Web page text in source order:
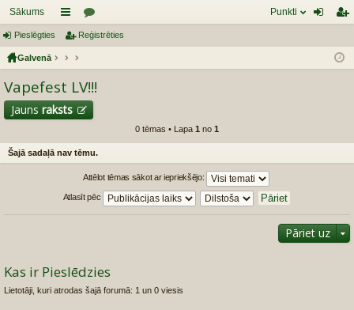
Sākums
aī
sn
es
or
mi
Punkti
ist
Pieslēgties Reģistrēties
Galvenā
Vapefest LV!!!
Jauns raksts
0 tēmas • Lapa 1 no 1
Šajā sadaļā nav tēmu.
Attēlot tēmas sākot ar iepriekšējo:
Atlasīt pēc
Pāriet uz
Kas ir Pieslēdzies
Lietotāji, kuri atrodas šajā forumā: 1 un 0 viesis